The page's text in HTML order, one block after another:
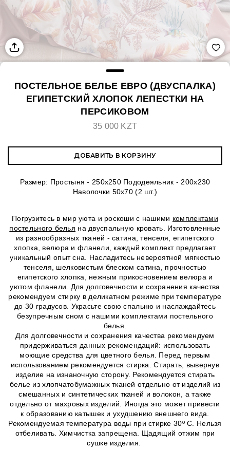
ПОСТЕЛЬНОЕ БЕЛЬЕ ЕВРО (ДВУСПАЛКА)
ЕГИПЕТСКИЙ ХЛОПОК ЛЕПЕСТКИ НА
ПЕРСИКОВОМ
35 000 KZT
ДОБАВИТЬ В КОРЗИНУ
Размер: Простыня - 250х250 Пододеяльник - 200х230
Наволочки 50х70 (2 шт.)
Погрузитесь в мир уюта и роскоши с нашими комплектами
постельного белья на двуспальную кровать. Изготовленные
из разнообразных тканей - сатина, тенселя, египетского
хлопка, велюра и фланели, каждый комплект предлагает
уникальный опыт сна. Насладитесь невероятной мягкостью
тенселя, шелковистым блеском сатина, прочностью
египетского хлопка, нежным прикосновением велюра и
уютом фланели. Для долговечности и сохранения качества
рекомендуем стирку в деликатном режиме при температуре
до 30 градусов. Украсьте свою спальню и наслаждайтесь
безупречным сном с нашими комплектами постельного
белья.
Для долговечности и сохранения качества рекомендуем
придерживаться данных рекомендаций: использовать
моющие средства для цветного белья. Перед первым
использованием рекомендуется стирка. Стирать, вывернув
изделие на изнаночную сторону. Рекомендуется стирать
белье из хлопчатобумажных тканей отдельно от изделий из
смешанных и синтетических тканей и волокон, а также
отдельно от махровых изделий. Иногда это может привести
к образованию катышек и ухудшению внешнего вида.
Рекомендуемая температура воды при стирке 30º C. Нельзя
отбеливать. Химчистка запрещена. Щадящий отжим при
сушке изделия.